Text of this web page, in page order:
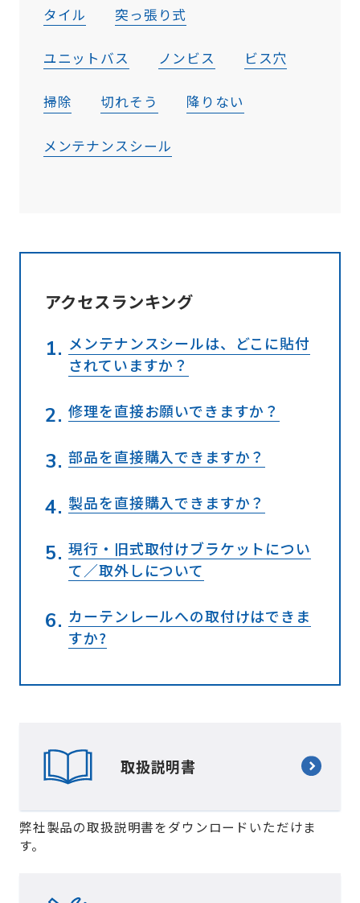
タイル 突っ張り式
ユニットバス ノンビス ビス穴
掃除 切れそう 降りない
メンテナンスシール
アクセスランキング
メンテナンスシールは、どこに貼付
されていますか？
修理を直接お願いできますか？
部品を直接購入できますか？
製品を直接購入できますか？
現行・旧式取付けブラケットについ
て／取外しについて
カーテンレールへの取付けはできま
すか?
取扱説明書
弊社製品の取扱説明書をダウンロードいただけま
す。